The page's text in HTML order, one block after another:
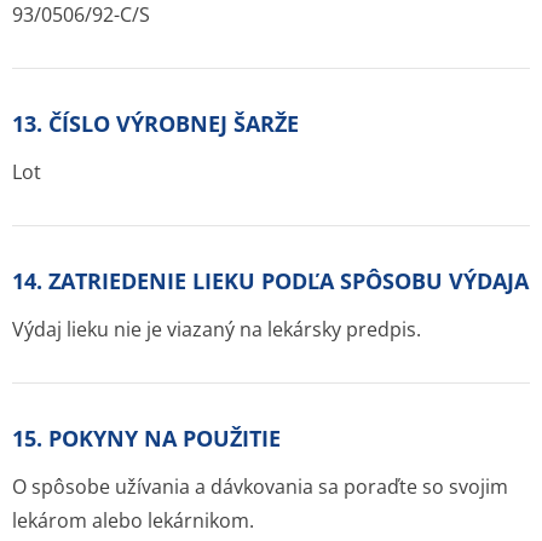
93/0506/92-C/S
13. ČÍSLO VÝROBNEJ ŠARŽE
Lot
14. ZATRIEDENIE LIEKU PODĽA SPÔSOBU VÝDAJA
Výdaj lieku nie je viazaný na lekársky predpis.
15. POKYNY NA POUŽITIE
O spôsobe užívania a dávkovania sa poraďte so svojim
lekárom alebo lekárnikom.